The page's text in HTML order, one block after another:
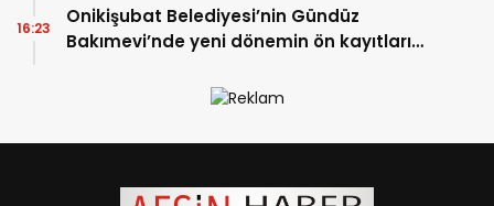
Onikişubat Belediyesi’nin Gündüz
Bakımevi’nde yeni dönemin ön kayıtları
16:23